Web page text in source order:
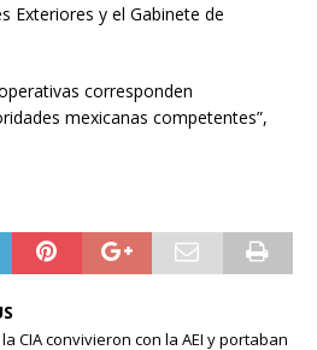
Exteriores y el Gabinete de
corresponden
mexicanas competentes”,
CIA convivieron con la AEI y portaban